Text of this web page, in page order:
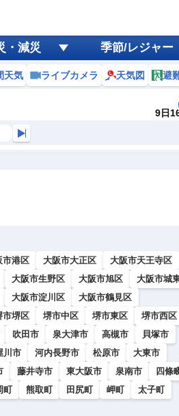
・減災 季節/レジャー
天気 ライブカメラ 天気図 避
9日
市港区 大阪市大正区
大阪市天王寺区
大阪市生野区 大阪市旭区
大阪市城
大阪市淀川区
大阪市鶴見区
市堺区 堺市中区 堺市東区
堺市西区
吹田市 泉大津市 高槻市
貝塚市
川市 河内長野市 松原市
大東市
藤井寺市 東大阪市 泉南市
四條
町 熊取町 田尻町 岬町
太子町